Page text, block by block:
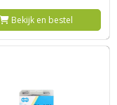
Bekijk en bestel